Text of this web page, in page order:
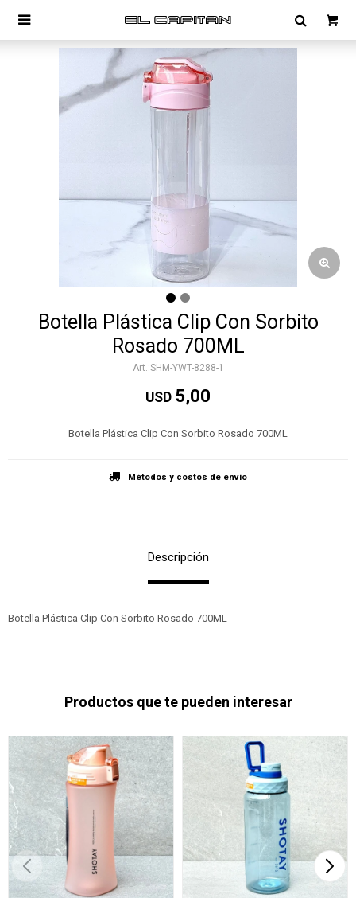

Botella Plástica Clip Con Sorbito
Rosado 700ML
SHM-YWT-8288-1
USD 5,00
Botella Plástica Clip Con Sorbito Rosado 700ML
Métodos y costos de envío
Descripción
Botella Plástica Clip Con Sorbito Rosado 700ML
Productos que te pueden interesar